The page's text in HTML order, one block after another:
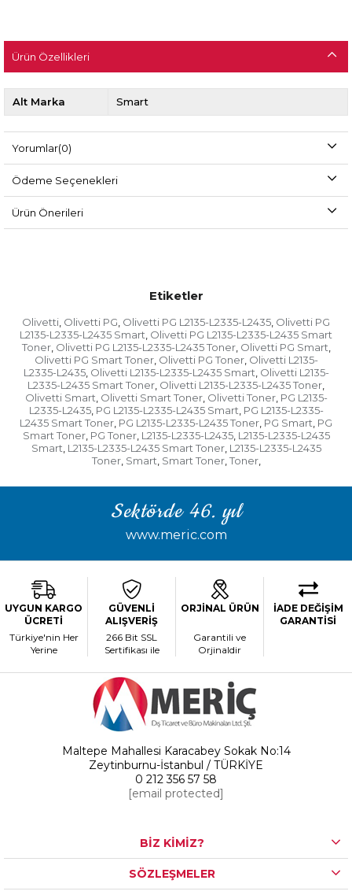
Ürün Özellikleri
Alt Marka Smart
Yorumlar(0)
Ödeme Seçenekleri
Ürün Önerileri
Etiketler
Olivetti, Olivetti PG, Olivetti PG L2135-L2335-L2435, Olivetti PG
L2135-L2335-L2435 Smart, Olivetti PG L2135-L2335-L2435 Smart
Toner, Olivetti PG L2135-L2335-L2435 Toner, Olivetti PG Smart,
Olivetti PG Smart Toner, Olivetti PG Toner, Olivetti L2135-
L2335-L2435, Olivetti L2135-L2335-L2435 Smart, Olivetti L2135-
L2335-L2435 Smart Toner, Olivetti L2135-L2335-L2435 Toner,
Olivetti Smart, Olivetti Smart Toner, Olivetti Toner, PG L2135-
L2335-L2435, PG L2135-L2335-L2435 Smart, PG L2135-L2335-
L2435 Smart Toner, PG L2135-L2335-L2435 Toner, PG Smart, PG
Smart Toner, PG Toner, L2135-L2335-L2435, L2135-L2335-L2435
Smart, L2135-L2335-L2435 Smart Toner, L2135-L2335-L2435
Toner, Smart, Smart Toner, Toner,
Sektörde 46. yıl
www.meric.com
UYGUN KARGO
ÜCRETİ
Türkiye'nin Her
Yerine
GÜVENLİ
ALIŞVERİŞ
266 Bit SSL
Sertifikası ile
ORJİNAL ÜRÜN
Garantili ve
Orjinaldir
İADE DEĞİŞİM
GARANTİSİ
Maltepe Mahallesi Karacabey Sokak No:14
Zeytinburnu-İstanbul / TÜRKİYE
0 212 356 57 58
[email protected]
BİZ KİMİZ?
SÖZLEŞMELER